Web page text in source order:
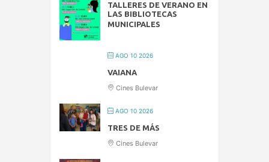
TALLERES DE VERANO EN
LAS BIBLIOTECAS
MUNICIPALES
AGO 10 2026
VAIANA
Cines Bulevar
AGO 10 2026
TRES DE MÁS
Cines Bulevar